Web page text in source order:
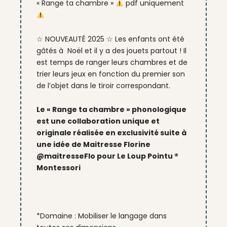
était :est :
« Range ta chambre » pdf uniquement
☆ NOUVEAUTÉ 2025 ☆ Les enfants ont été
gâtés à Noël et il y a des jouets partout ! Il
est temps de ranger leurs chambres et de
trier leurs jeux en fonction du premier son
de l’objet dans le tiroir correspondant.
Le « Range ta chambre » phonologique
est une collaboration unique et
originale réalisée en exclusivité suite à
une idée de Maitresse Florine
@maitresseFlo pour Le Loup Pointu ®
Montessori
*Domaine : Mobiliser le langage dans